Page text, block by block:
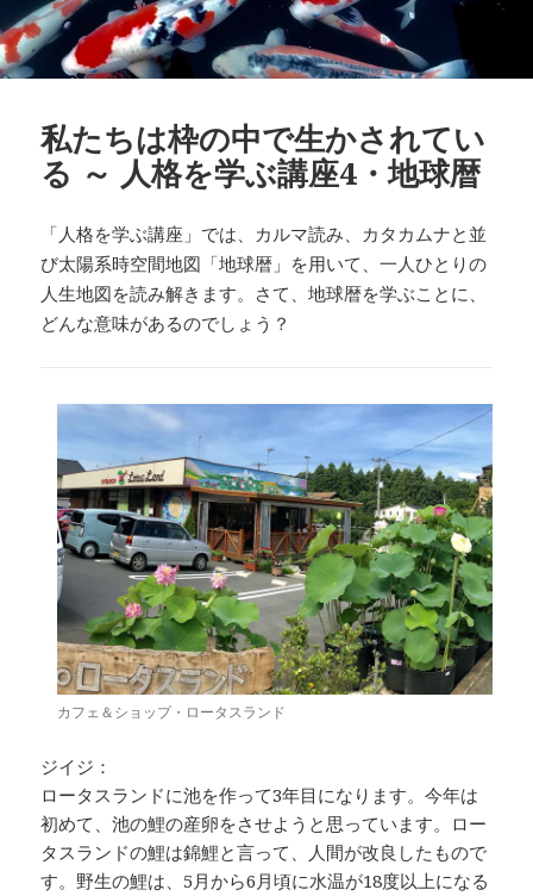
私たちは枠の中で生かされてい
る ～ 人格を学ぶ講座4・地球暦
「人格を学ぶ講座」では、カルマ読み、カタカムナと並
び太陽系時空間地図「地球暦」を用いて、一人ひとりの
人生地図を読み解きます。さて、地球暦を学ぶことに、
どんな意味があるのでしょう？
カフェ＆ショップ・ロータスランド
ジイジ：
ロータスランドに池を作って3年目になります。今年は
初めて、池の鯉の産卵をさせようと思っています。ロー
タスランドの鯉は錦鯉と言って、人間が改良したもので
す。野生の鯉は、5月から6月頃に水温が18度以上になる